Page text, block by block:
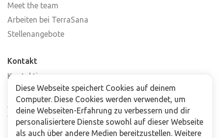
Meet the team
Arbeiten bei TerraSana
Stellenangebote
Kontakt
Kontaktiere uns
Häufig gestellte Fragen
Abonniere unseren Newsletter
Verkaufsstellen
Diese Webseite speichert Cookies auf deinem
Computer. Diese Cookies werden verwendet, um
deine Webseiten-Erfahrung zu verbessern und dir
personalisiertere Dienste sowohl auf dieser Webseite
als auch über andere Medien bereitzustellen. Weitere